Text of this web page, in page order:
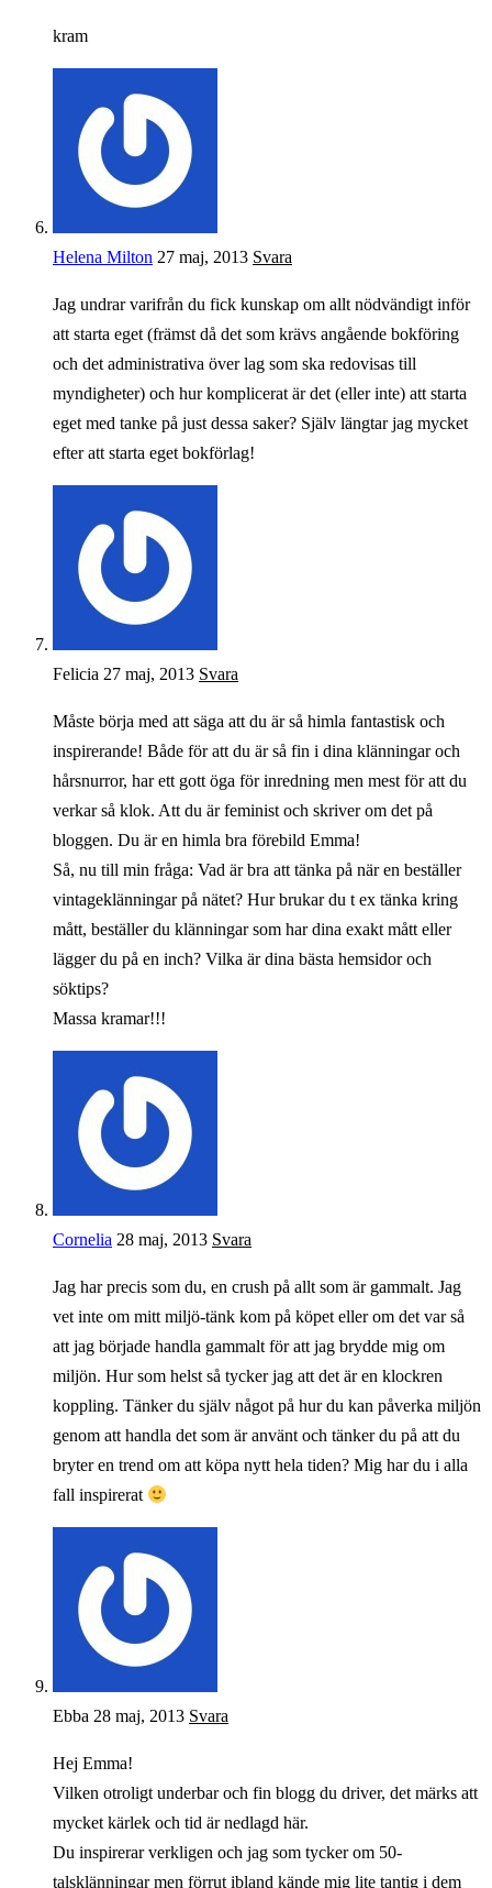
kram
Helena Milton 27 maj, 2013 Svara
Jag undrar varifrån du fick kunskap om allt nödvändigt inför
att starta eget (främst då det som krävs angående bokföring
och det administrativa över lag som ska redovisas till
myndigheter) och hur komplicerat är det (eller inte) att starta
eget med tanke på just dessa saker? Själv längtar jag mycket
efter att starta eget bokförlag!
Felicia 27 maj, 2013 Svara
Måste börja med att säga att du är så himla fantastisk och
inspirerande! Både för att du är så fin i dina klänningar och
hårsnurror, har ett gott öga för inredning men mest för att du
verkar så klok. Att du är feminist och skriver om det på
bloggen. Du är en himla bra förebild Emma!
Så, nu till min fråga: Vad är bra att tänka på när en beställer
vintageklänningar på nätet? Hur brukar du t ex tänka kring
mått, beställer du klänningar som har dina exakt mått eller
lägger du på en inch? Vilka är dina bästa hemsidor och
söktips?
Massa kramar!!!
Cornelia 28 maj, 2013 Svara
Jag har precis som du, en crush på allt som är gammalt. Jag
vet inte om mitt miljö-tänk kom på köpet eller om det var så
att jag började handla gammalt för att jag brydde mig om
miljön. Hur som helst så tycker jag att det är en klockren
koppling. Tänker du själv något på hur du kan påverka miljön
genom att handla det som är använt och tänker du på att du
bryter en trend om att köpa nytt hela tiden? Mig har du i alla
fall inspirerat
Ebba 28 maj, 2013 Svara
Hej Emma!
Vilken otroligt underbar och fin blogg du driver, det märks att
mycket kärlek och tid är nedlagd här.
Du inspirerar verkligen och jag som tycker om 50-
talsklänningar men förrut ibland kände mig lite tantig i dem